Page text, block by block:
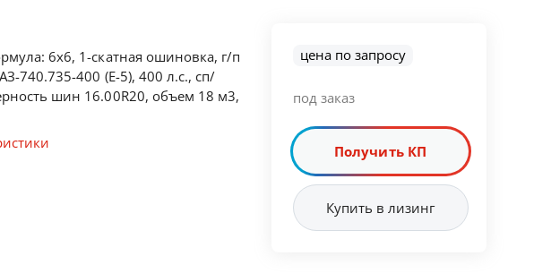
6х6, 1-скатная ошиновка, г/п
740.735-400 (E-5), 400 л.с., сп/
шин 16.00R20, объем 18 м3,
цена по запросу
под заказ
Получить КП
Купить в лизинг